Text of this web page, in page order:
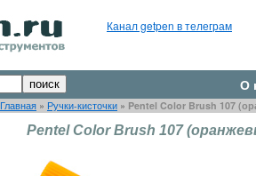
Канал getpen в телеграм
О
Главная » Ручки-кисточки » Pentel Color Brush 107
Pentel Color Brush 107